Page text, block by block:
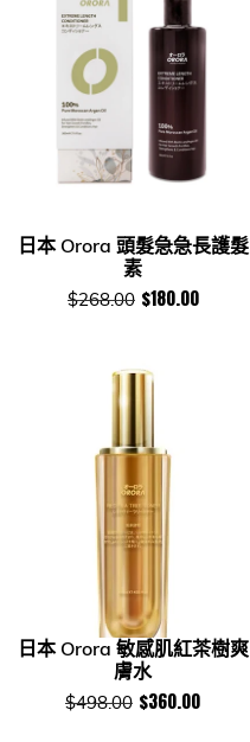
日本 Orora 頭髮急急長護髮
素
$268.00 $180.00
日本 Orora 敏感肌紅茶樹爽
膚水
$498.00 $360.00